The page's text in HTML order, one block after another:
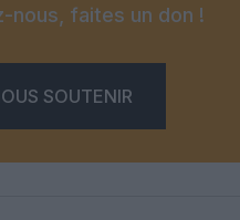
nous, faites un don !
SOUTENIR